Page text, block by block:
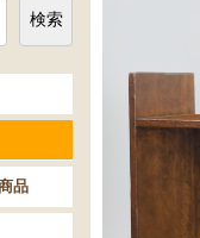
検索
品